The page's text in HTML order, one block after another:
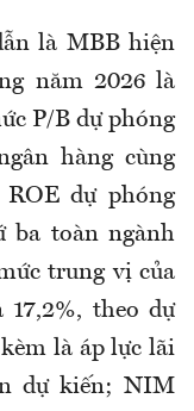
là MBB hiện
năm 2026 là
P/B dự phóng
hàng cùng
dự phóng
ba toàn ngành
trung vị của
17,2%, theo dự
là áp lực lãi
dự kiến; NIM